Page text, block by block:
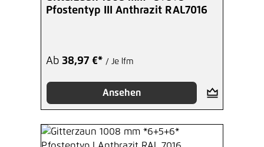
Pfostentyp III Anthrazit RAL7016
Ab 38,97 €* / Je lfm
Ansehen